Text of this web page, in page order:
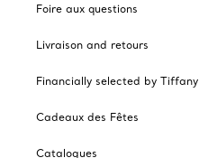
Foire aux questions
Livraison and retours
Financially selected by Tiffany
Cadeaux des Fêtes
Catalogues